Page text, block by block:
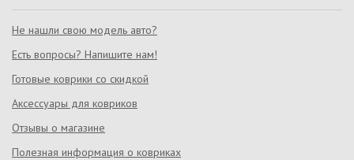
Не нашли свою модель авто?
Есть вопросы? Напишите нам!
Готовые коврики со скидкой
Аксессуары для ковриков
Отзывы о магазине
Полезная информация о ковриках